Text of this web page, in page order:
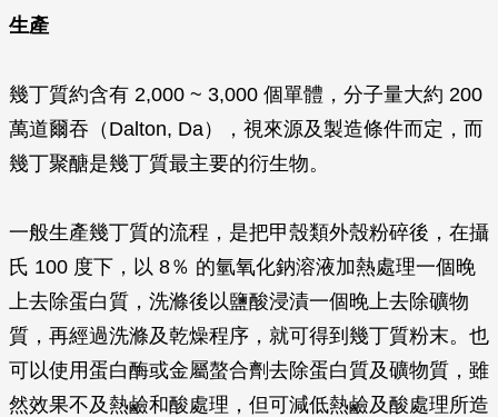
生產
幾丁質約含有 2,000 ~ 3,000 個單體，分子量大約 200
萬道爾吞（Dalton, Da），視來源及製造條件而定，而
幾丁聚醣是幾丁質最主要的衍生物。
一般生產幾丁質的流程，是把甲殼類外殼粉碎後，在攝
氏 100 度下，以 8％ 的氫氧化鈉溶液加熱處理一個晚
上去除蛋白質，洗滌後以鹽酸浸漬一個晚上去除礦物
質，再經過洗滌及乾燥程序，就可得到幾丁質粉末。也
可以使用蛋白酶或金屬螯合劑去除蛋白質及礦物質，雖
然效果不及熱鹼和酸處理，但可減低熱鹼及酸處理所造